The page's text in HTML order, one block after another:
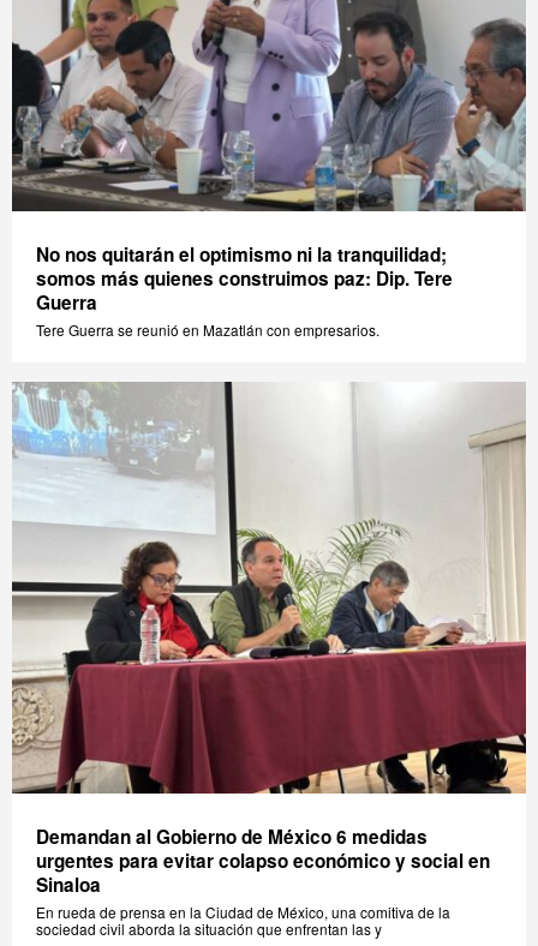
No nos quitarán el optimismo ni la tranquilidad;
somos más quienes construimos paz: Dip. Tere
Guerra
Tere Guerra se reunió en Mazatlán con empresarios.
Demandan al Gobierno de México 6 medidas
urgentes para evitar colapso económico y social en
Sinaloa
En rueda de prensa en la Ciudad de México, una comitiva de la
sociedad civil aborda la situación que enfrentan las y